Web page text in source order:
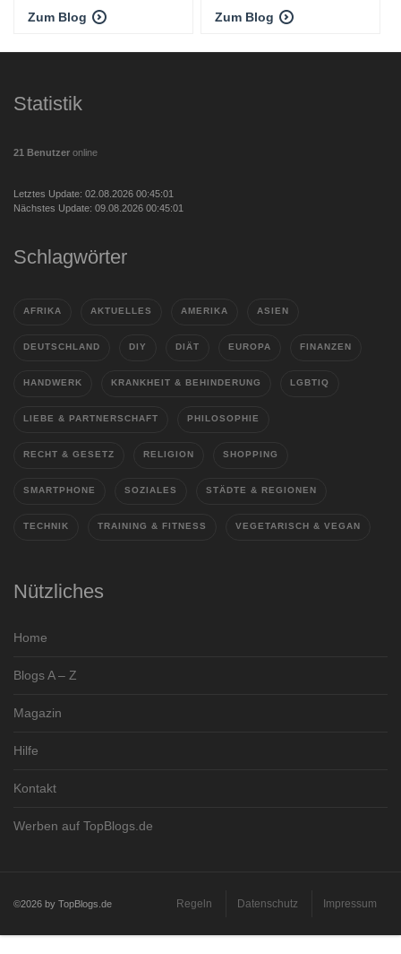
Zum Blog Zum Blog
Statistik
21 Benutzer online
Letztes Update: 02.08.2026 00:45:01
Nächstes Update: 09.08.2026 00:45:01
Schlagwörter
AFRIKA AKTUELLES AMERIKA ASIEN
DEUTSCHLAND DIY DIÄT EUROPA FINANZEN
HANDWERK KRANKHEIT & BEHINDERUNG LGBTIQ
LIEBE & PARTNERSCHAFT PHILOSOPHIE
RECHT & GESETZ RELIGION SHOPPING
SMARTPHONE SOZIALES STÄDTE & REGIONEN
TECHNIK TRAINING & FITNESS VEGETARISCH & VEGAN
Nützliches
Home
Blogs A – Z
Magazin
Hilfe
Kontakt
Werben auf TopBlogs.de
©2026 by TopBlogs.de Regeln Datenschutz Impressum